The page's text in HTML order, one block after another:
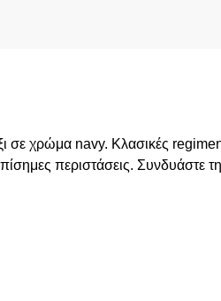
σε χρώμα navy. Κλασικές
περιστάσεις. Συνδυάστε